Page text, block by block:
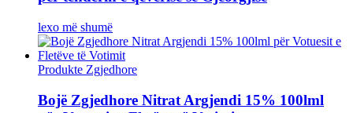
lexo më shumë
Produkte Zgjedhore
Bojë Zgjedhore Nitrat Argjendi 15% 100lml